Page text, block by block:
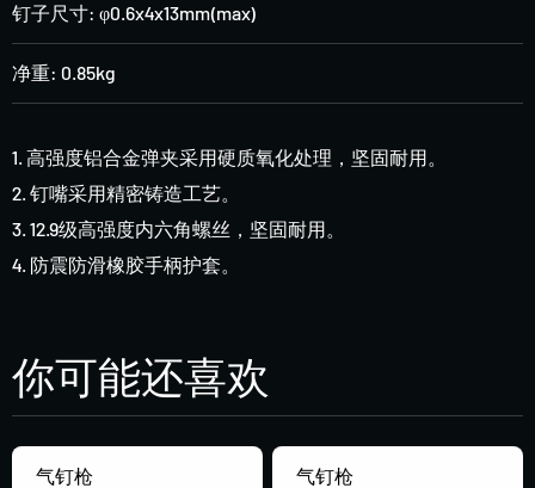
钉子尺寸: φ0.6x4x13mm(max)
净重: 0.85kg
1. 高强度铝合金弹夹采用硬质氧化处理，坚固耐用。
2. 钉嘴采用精密铸造工艺。
3. 12.9级高强度内六角螺丝，坚固耐用。
4. 防震防滑橡胶手柄护套。
你可能还喜欢
气钉枪 气钉枪